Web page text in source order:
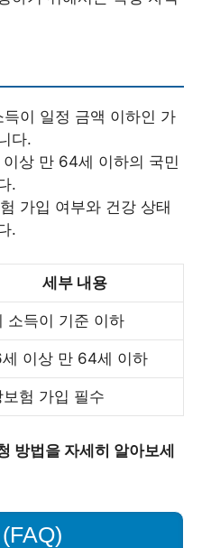
득이 일정 금액 이하인 가
다.
상 만 64세 이하의 국민
.
가입 여부와 건강 상태
.
세부 내용
소득이 기준 이하
이상 만 64세 이하
보험 가입 필수
방법을 자세히 알아보세